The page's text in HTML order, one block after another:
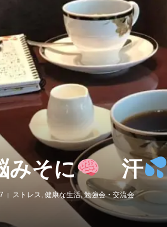
みそに 汗
ストレス 健康な生活,勉強会・交流会